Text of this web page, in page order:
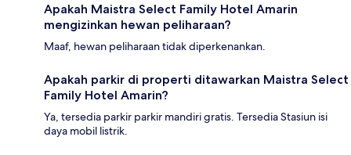
Apakah Maistra Select Family Hotel Amarin
mengizinkan hewan peliharaan?
Maaf, hewan peliharaan tidak diperkenankan.
Apakah parkir di properti ditawarkan Maistra Select
Family Hotel Amarin?
Ya, tersedia parkir parkir mandiri gratis. Tersedia Stasiun isi
daya mobil listrik.